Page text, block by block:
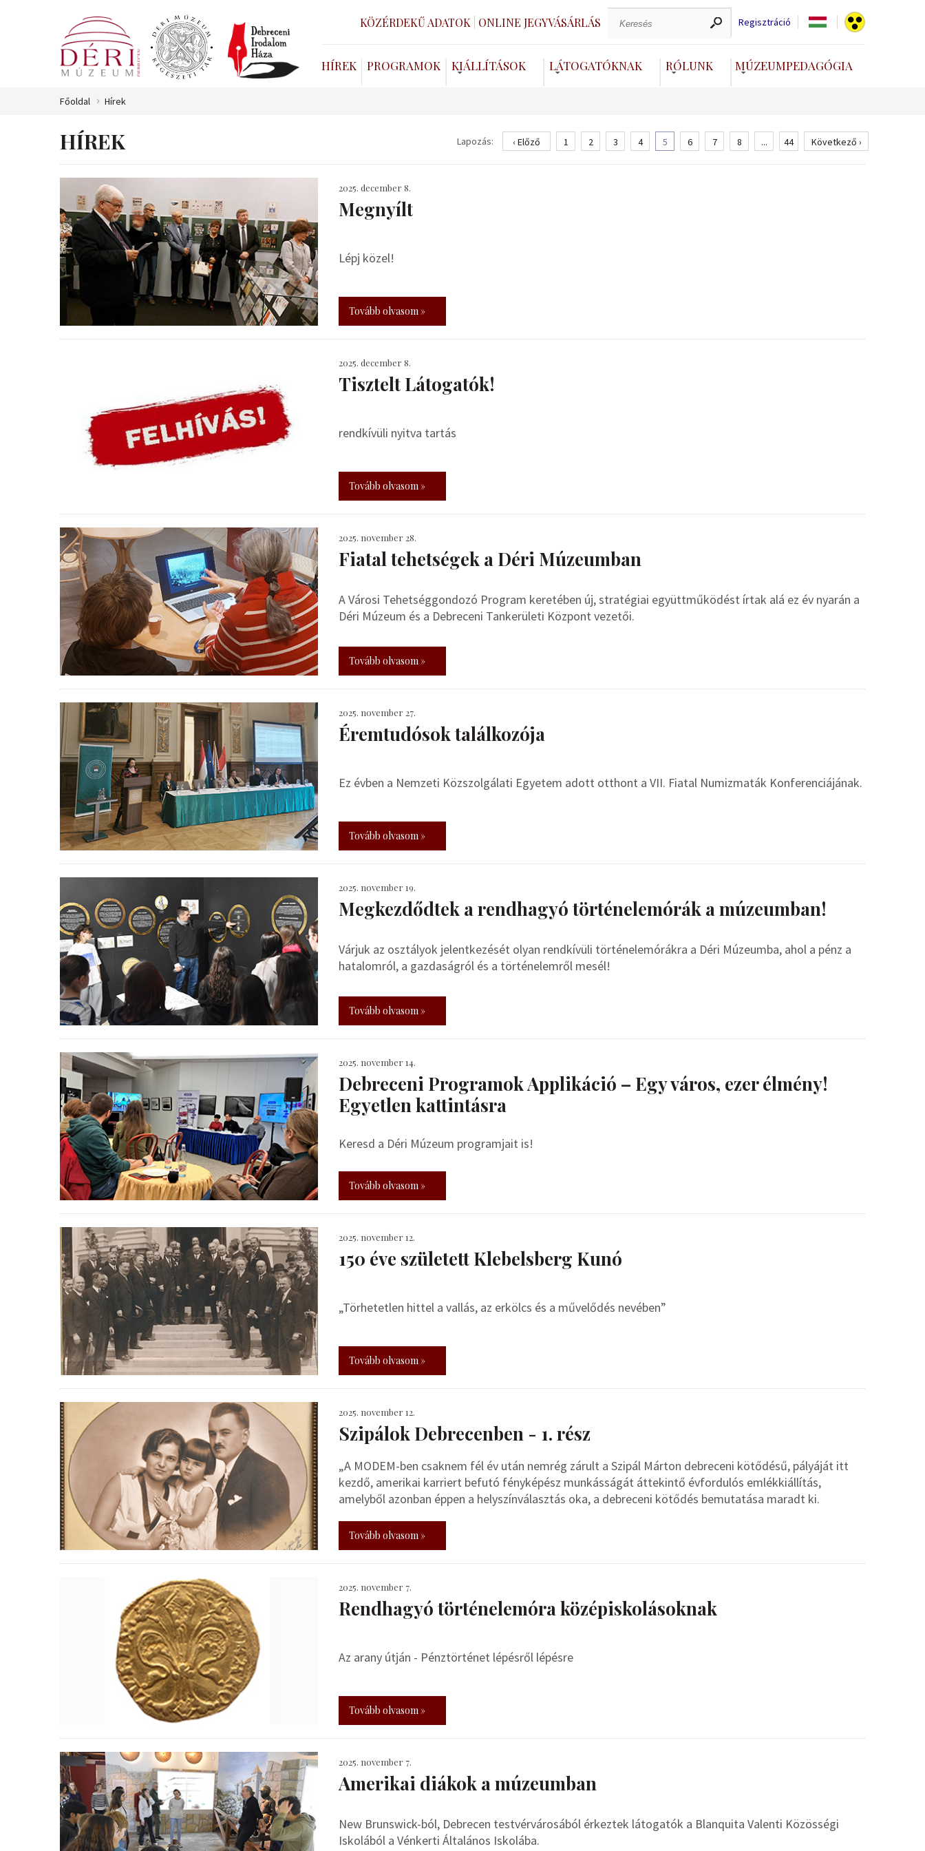
KÖZÉRDEKŰ ADATOK ONLINE JEGYVÁSÁRLÁS Regisztráció
HÍREK PROGRAMOK KIÁLLÍTÁSOK LÁTOGATÓKNAK RÓLUNK MÚZEUMPEDAGÓGIA
Főoldal Hírek
HÍREK Lapozás: ‹ Előző 1 2 3 4 5 6 7 8 ... 44 Következő ›
2025. december 8.
Megnyílt
Lépj közel!
Tovább olvasom »
2025. december 8.
Tisztelt Látogatók!
rendkívüli nyitva tartás
Tovább olvasom »
2025. november 28.
Fiatal tehetségek a Déri Múzeumban
A Városi Tehetséggondozó Program keretében új, stratégiai együttműködést írtak alá ez év nyarán a
Déri Múzeum és a Debreceni Tankerületi Központ vezetői.
Tovább olvasom »
2025. november 27.
Éremtudósok találkozója
Ez évben a Nemzeti Közszolgálati Egyetem adott otthont a VII. Fiatal Numizmaták Konferenciájának.
Tovább olvasom »
2025. november 19.
Megkezdődtek a rendhagyó történelemórák a múzeumban!
Várjuk az osztályok jelentkezését olyan rendkívüli történelemórákra a Déri Múzeumba, ahol a pénz a
hatalomról, a gazdaságról és a történelemről mesél!
Tovább olvasom »
2025. november 14.
Debreceni Programok Applikáció – Egy város, ezer élmény!
Egyetlen kattintásra
Keresd a Déri Múzeum programjait is!
Tovább olvasom »
2025. november 12.
150 éve született Klebelsberg Kunó
„Törhetetlen hittel a vallás, az erkölcs és a művelődés nevében”
Tovább olvasom »
2025. november 12.
Szipálok Debrecenben - 1. rész
„A MODEM-ben csaknem fél év után nemrég zárult a Szipál Márton debreceni kötődésű, pályáját itt
kezdő, amerikai karriert befutó fényképész munkásságát áttekintő évfordulós emlékkiállítás,
amelyből azonban éppen a helyszínválasztás oka, a debreceni kötődés bemutatása maradt ki.
Tovább olvasom »
2025. november 7.
Rendhagyó történelemóra középiskolásoknak
Az arany útján - Pénztörténet lépésről lépésre
Tovább olvasom »
2025. november 7.
Amerikai diákok a múzeumban
New Brunswick-ból, Debrecen testvérvárosából érkeztek látogatók a Blanquita Valenti Közösségi
Iskolából a Vénkerti Általános Iskolába.